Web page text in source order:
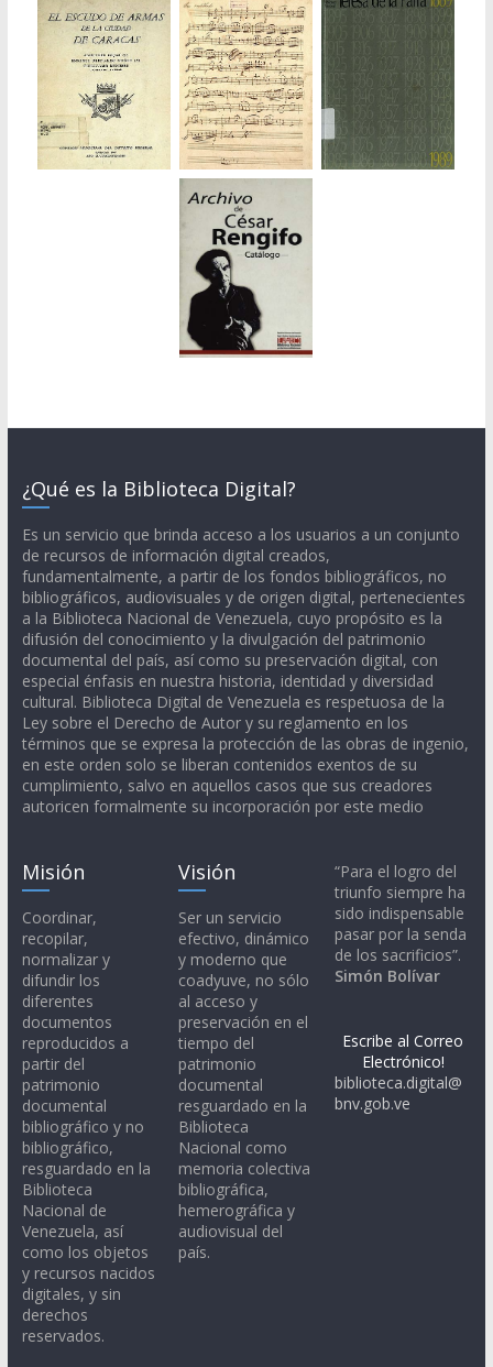
¿Qué es la Biblioteca Digital?
Es un servicio que brinda acceso a los usuarios a un conjunto
de recursos de información digital creados,
fundamentalmente, a partir de los fondos bibliográficos, no
bibliográficos, audiovisuales y de origen digital, pertenecientes
a la Biblioteca Nacional de Venezuela, cuyo propósito es la
difusión del conocimiento y la divulgación del patrimonio
documental del país, así como su preservación digital, con
especial énfasis en nuestra historia, identidad y diversidad
cultural. Biblioteca Digital de Venezuela es respetuosa de la
Ley sobre el Derecho de Autor y su reglamento en los
términos que se expresa la protección de las obras de ingenio,
en este orden solo se liberan contenidos exentos de su
cumplimiento, salvo en aquellos casos que sus creadores
autoricen formalmente su incorporación por este medio
Misión
Coordinar,
recopilar,
normalizar y
difundir los
diferentes
documentos
reproducidos a
partir del
patrimonio
documental
bibliográfico y no
bibliográfico,
resguardado en la
Biblioteca
Nacional de
Venezuela, así
como los objetos
y recursos nacidos
digitales, y sin
derechos
reservados.
Visión
Ser un servicio
efectivo, dinámico
y moderno que
coadyuve, no sólo
al acceso y
preservación en el
tiempo del
patrimonio
documental
resguardado en la
Biblioteca
Nacional como
memoria colectiva
bibliográfica,
hemerográfica y
audiovisual del
país.
“Para el logro del
triunfo siempre ha
sido indispensable
pasar por la senda
de los sacrificios”.
Simón Bolívar
Escribe al Correo
Electrónico!
biblioteca.digital@
bnv.gob.ve